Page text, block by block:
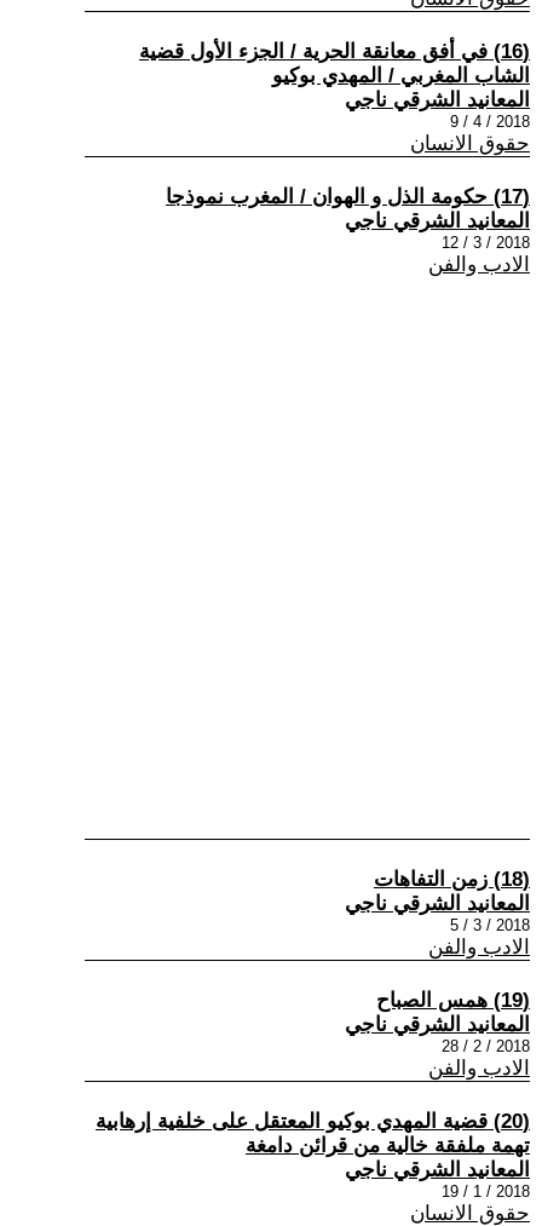
(16) في أفق معانقة الحرية / الجزء الأول قضية
الشاب المغربي / المهدي بوكيو
المعانيد الشرقي ناجي
2018 / 4 / 9
حقوق الانسان
(17) حكومة الذل و الهوان / المغرب نموذجا
المعانيد الشرقي ناجي
2018 / 3 / 12
الادب والفن
(18) زمن التفاهات
المعانيد الشرقي ناجي
2018 / 3 / 5
الادب والفن
(19) همس الصباح
المعانيد الشرقي ناجي
2018 / 2 / 28
الادب والفن
(20) قضية المهدي بوكيو المعتقل على خلفية إرهابية
تهمة ملفقة خالية من قرائن دامغة
المعانيد الشرقي ناجي
2018 / 1 / 19
حقوق الانسان